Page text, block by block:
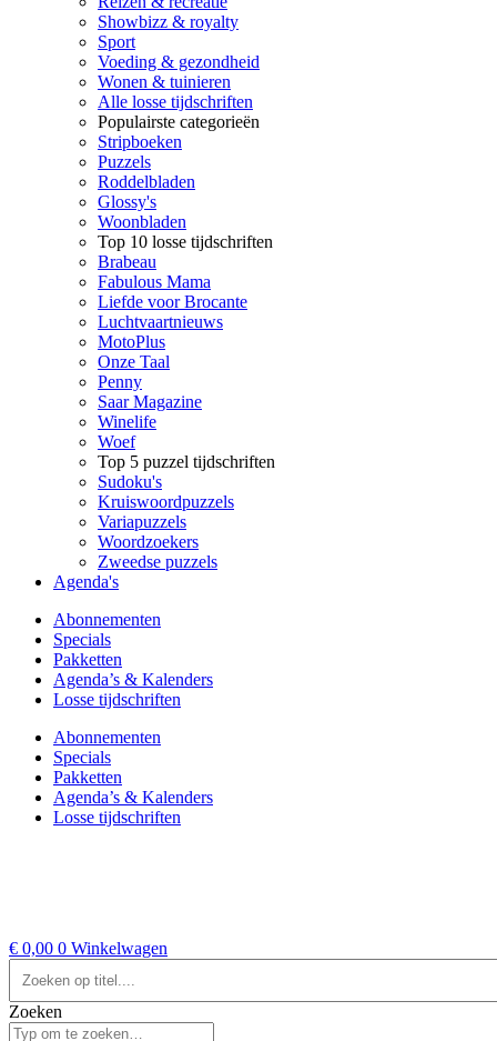
Showbizz & royalty
Sport
Voeding & gezondheid
Wonen & tuinieren
Alle losse tijdschriften
Populairste categorieën
Stripboeken
Puzzels
Roddelbladen
Glossy's
Woonbladen
Top 10 losse tijdschriften
Brabeau
Fabulous Mama
Liefde voor Brocante
Luchtvaartnieuws
MotoPlus
Onze Taal
Penny
Saar Magazine
Winelife
Woef
Top 5 puzzel tijdschriften
Sudoku's
Kruiswoordpuzzels
Variapuzzels
Woordzoekers
Zweedse puzzels
Agenda's
Abonnementen
Specials
Pakketten
Agenda’s & Kalenders
Losse tijdschriften
Abonnementen
Specials
Pakketten
Agenda’s & Kalenders
Losse tijdschriften
€ 0,00 0 Winkelwagen
Zoeken